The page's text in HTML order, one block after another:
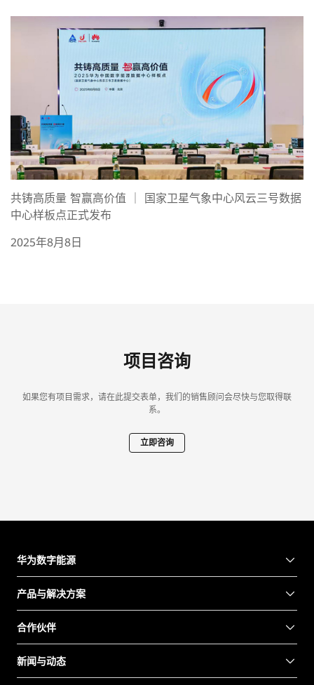
共铸高质量 智赢高价值 ｜ 国家卫星气象中心风云三号数据
中心样板点正式发布
2025年8月8日
项目咨询
如果您有项目需求，请在此提交表单，我们的销售顾问会尽快与您取得联
系。
立即咨询
华为数字能源
产品与解决方案
合作伙伴
新闻与动态